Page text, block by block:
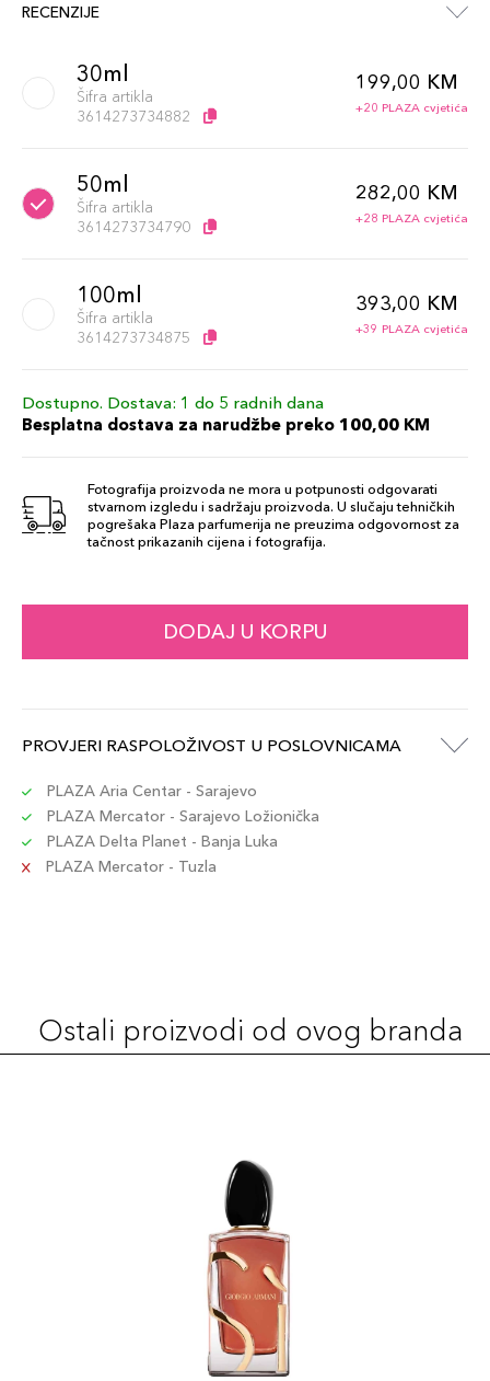
RECENZIJE
30ml
Šifra artikla
3614273734882
199,00 KM
+20 PLAZA cvjetića
50ml
Šifra artikla
3614273734790
282,00 KM
+28 PLAZA cvjetića
100ml
Šifra artikla
3614273734875
393,00 KM
+39 PLAZA cvjetića
Dostupno. Dostava: 1 do 5 radnih dana
Besplatna dostava za narudžbe preko 100,00 KM
Fotografija proizvoda ne mora u potpunosti odgovarati
stvarnom izgledu i sadržaju proizvoda. U slučaju tehničkih
pogrešaka Plaza parfumerija ne preuzima odgovornost za
tačnost prikazanih cijena i fotografija.
DODAJ U KORPU
PROVJERI RASPOLOŽIVOST U POSLOVNICAMA
PLAZA Aria Centar - Sarajevo
PLAZA Mercator - Sarajevo Ložionička
PLAZA Delta Planet - Banja Luka
PLAZA Mercator - Tuzla
Ostali proizvodi od ovog branda